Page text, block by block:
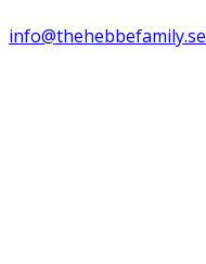
info@thehebbefamily.se